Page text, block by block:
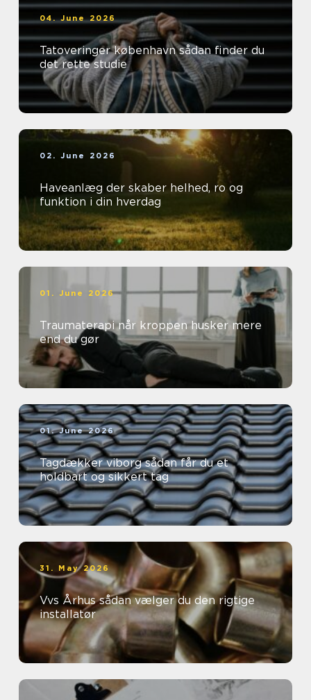
04. June 2026
Tatoveringer københavn sådan finder du
det rette studie
02. June 2026
Haveanlæg der skaber helhed, ro og
funktion i din hverdag
01. June 2026
Traumaterapi når kroppen husker mere
end du gør
01. June 2026
Tagdækker viborg sådan får du et
holdbart og sikkert tag
31. May 2026
Vvs Århus sådan vælger du den rigtige
installatør